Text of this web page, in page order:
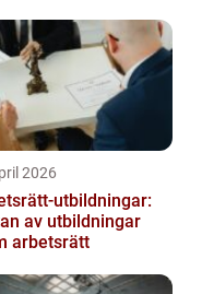
2026
utbildningar:
av utbildningar
arbetsrätt